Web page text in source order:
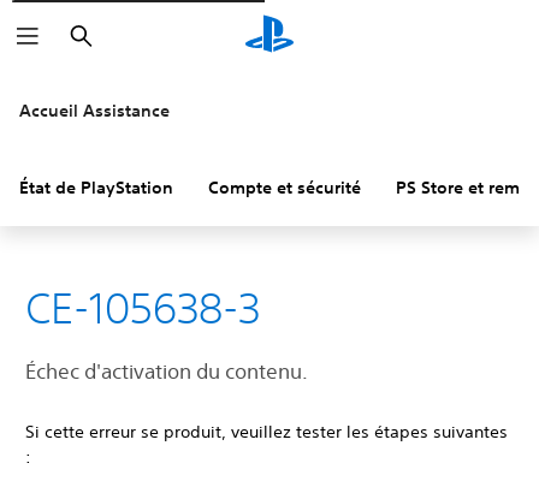
Rechercher
Accueil Assistance
État de PlayStation Compte et sécurité PS Store et
CE-105638-3
Échec d'activation du contenu.
Si cette erreur se produit, veuillez tester les étapes suivantes
: